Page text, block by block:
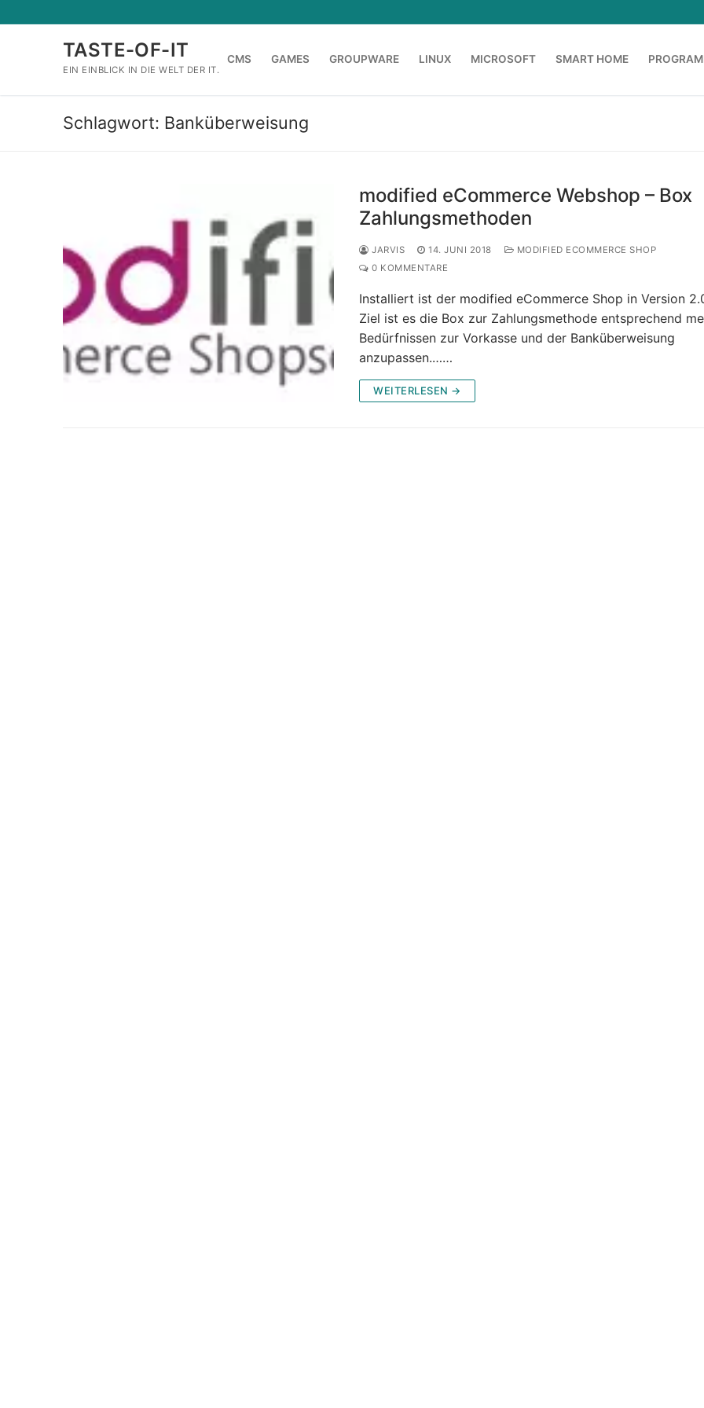
Inhalt
TASTE-OF-IT
EIN EINBLICK IN DIE WELT DER IT.
CMS GAMES GROUPWARE LINUX MICROSOFT SMART HOME
Schlagwort: Banküberweisung
modified eCommerce Webshop – Box
Zahlungsmethoden
JARVIS 14. JUNI 2018
MODIFIED ECOMMERCE SHOP
0 KOMMENTARE
Installiert ist der modified eCommerce Shop in Version
Ziel ist es die Box zur Zahlungsmethode entsprechend
Bedürfnissen zur Vorkasse und der Banküberweisung
anzupassen.……
WEITERLESEN →